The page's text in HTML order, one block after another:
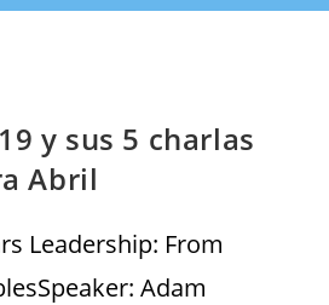
y sus 5 charlas
Abril
Leadership: From
Adam